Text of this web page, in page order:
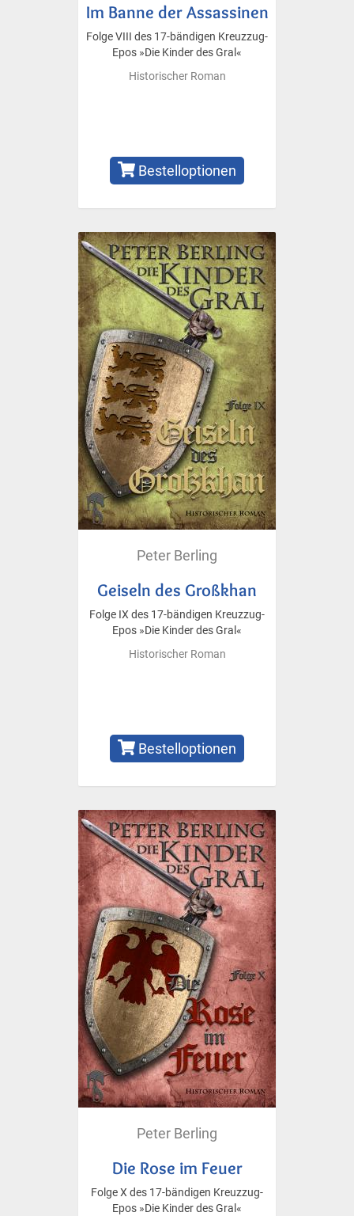
Im Banne der Assassinen
Folge VIII des 17-bändigen Kreuzzug-
Epos »Die Kinder des Gral«
Historischer Roman
Bestelloptionen
Peter Berling
Geiseln des Großkhan
Folge IX des 17-bändigen Kreuzzug-
Epos »Die Kinder des Gral«
Historischer Roman
Bestelloptionen
Peter Berling
Die Rose im Feuer
Folge X des 17-bändigen Kreuzzug-
Epos »Die Kinder des Gral«